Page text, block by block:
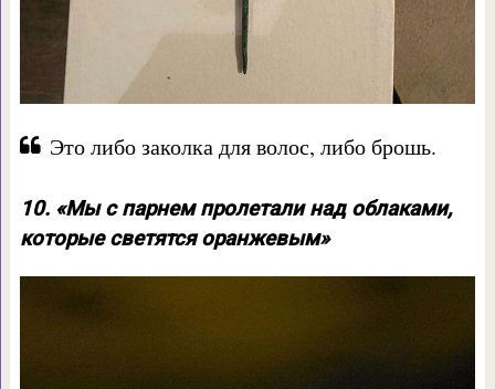
Это либо заколка для волос, либо брошь.
10. «Мы с парнем пролетали над облаками,
которые светятся оранжевым»